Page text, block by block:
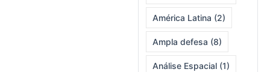
América Latina (2)
Ampla defesa (8)
Análise Espacial (1)